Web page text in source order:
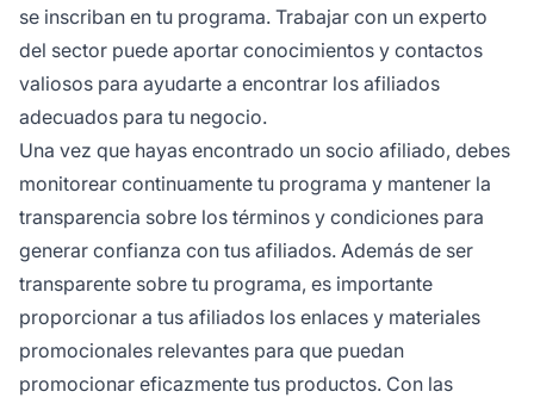
se inscriban en tu programa. Trabajar con un experto
del sector puede aportar conocimientos y contactos
valiosos para ayudarte a encontrar los afiliados
adecuados para tu negocio.
Una vez que hayas encontrado un socio afiliado, debes
monitorear continuamente tu programa y mantener la
transparencia sobre los términos y condiciones para
generar confianza con tus afiliados. Además de ser
transparente sobre tu programa, es importante
proporcionar a tus afiliados los enlaces y materiales
promocionales relevantes para que puedan
promocionar eficazmente tus productos. Con las